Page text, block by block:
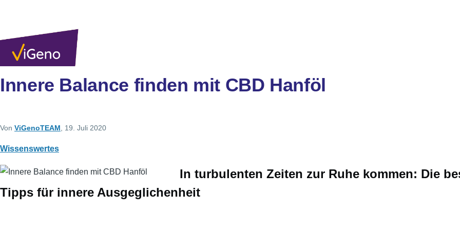
Innere Balance finden mit CBD Hanföl
Von ViGenoTEAM , 19. Juli 2020
Wissenswertes
In turbulenten Zeiten zur Ruhe kommen: Die
Tipps für innere Ausgeglichenheit